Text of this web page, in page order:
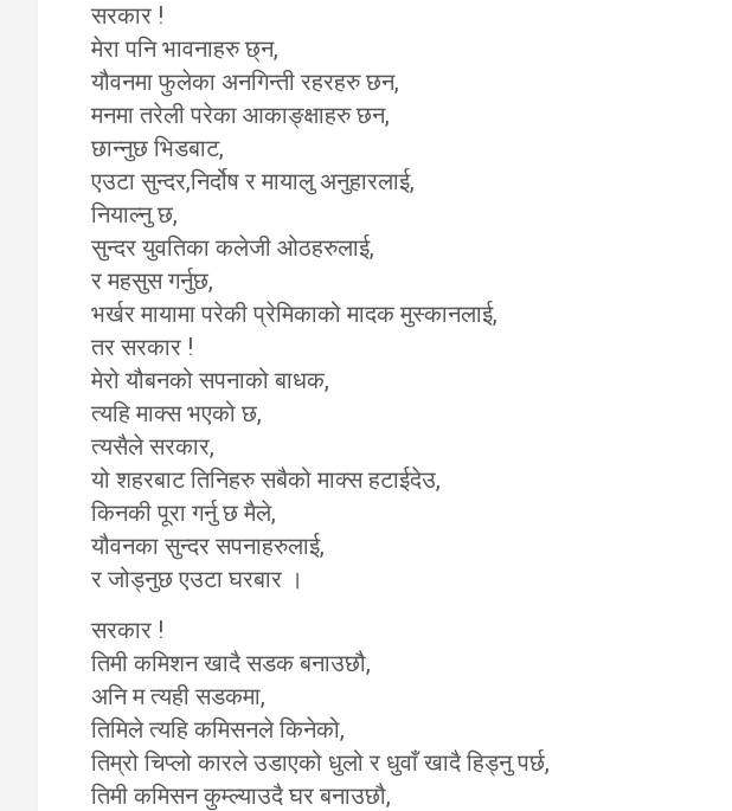
सरकार !
मेरा पनि भावनाहरु छ्न,
यौवनमा फुलेका अनगिन्ती रहरहरु छन,
मनमा तरेली परेका आकाङ्क्षाहरु छन,
छान्नुछ भिडबाट,
एउटा सुन्दर,निर्दोष र मायालु अनुहारलाई,
नियाल्नु छ,
सुन्दर युवतिका कलेजी ओठहरुलाई,
र महसुस गर्नुछ,
भर्खर मायामा परेकी प्रेमिकाको मादक मुस्कानलाई,
तर सरकार !
मेरो यौबनको सपनाको बाधक,
त्यहि माक्स भएको छ,
त्यसैले सरकार,
यो शहरबाट तिनिहरु सबैको माक्स हटाईदेउ,
किनकी पूरा गर्नु छ मैले,
यौवनका सुन्दर सपनाहरुलाई,
र जोड्नुछ एउटा घरबार ।
सरकार !
तिमी कमिशन खादै सडक बनाउछौ,
अनि म त्यही सडकमा,
तिमिले त्यहि कमिसनले किनेको,
तिम्रो चिप्लो कारले उडाएको धुलो र धुवाँ खादै हिड्नु पर्छ,
तिमी कमिसन कुम्ल्याउदै घर बनाउछौ,